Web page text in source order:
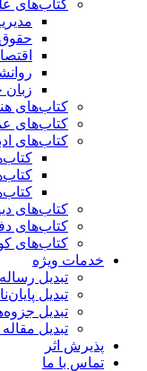
کتاب‌های
حقوق
زبان
کتاب‌های
کتاب‌های
کتاب‌های
کتاب‌های
کتاب‌های
کتاب‌های
خدمات ویژه
تبدیل
تبدیل
تبدیل
تبدیل
پذیرش اثر
تماس با ما